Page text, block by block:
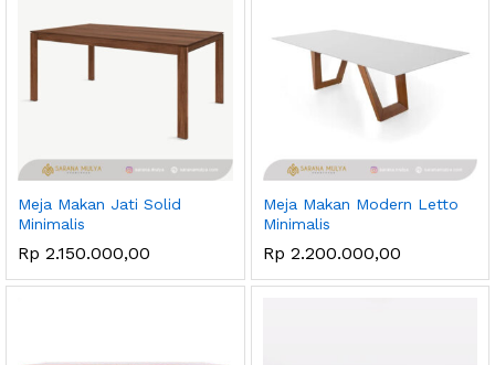
Meja Makan Jati Solid
Minimalis
Rp 2.150.000,00
Meja Makan Modern Letto
Minimalis
Rp 2.200.000,00